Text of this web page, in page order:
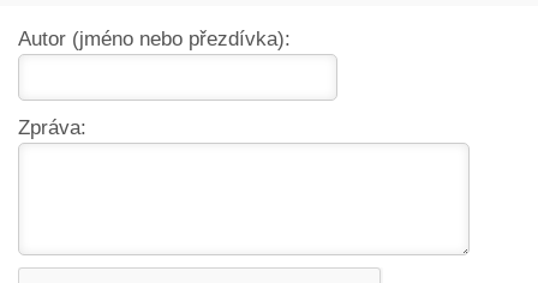
Autor (jméno nebo přezdívka):
Zpráva: